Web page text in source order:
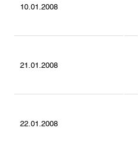
10.01.2008
21.01.2008
22.01.2008